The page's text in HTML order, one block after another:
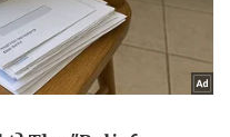
Tỷ giá
Chứng khoán
Giá cà phê